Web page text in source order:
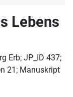
Lebens
Erb; JP_ID 437;
21; Manuskript